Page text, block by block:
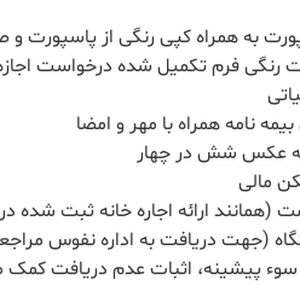
به همراه کپی رنگی از پاسپورت
رنگی فرم تکمیل شده درخواست
نامه همراه با مهر و امضا
عکس شش در چهار
مالی
(همانند ارائه اجاره خانه ثبت شده
(جهت دریافت به اداره نفوس
پیشینه، اثبات عدم دریافت کمک